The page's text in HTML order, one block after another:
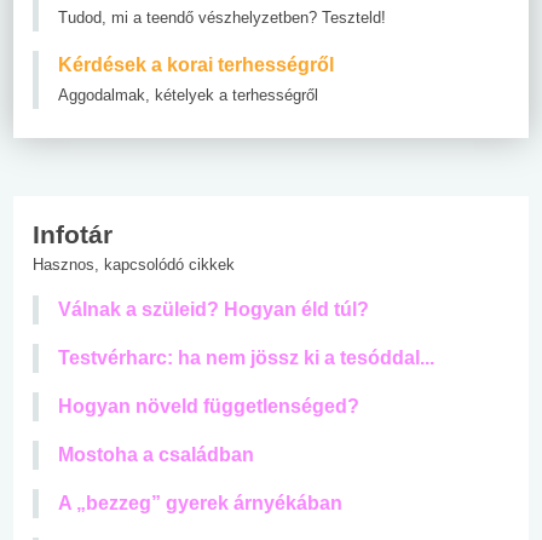
Tudod, mi a teendő vészhelyzetben? Teszteld!
Kérdések a korai terhességről
Aggodalmak, kételyek a terhességről
Infotár
Hasznos, kapcsolódó cikkek
Válnak a szüleid? Hogyan éld túl?
Testvérharc: ha nem jössz ki a tesóddal...
Hogyan növeld függetlenséged?
Mostoha a családban
A „bezzeg” gyerek árnyékában